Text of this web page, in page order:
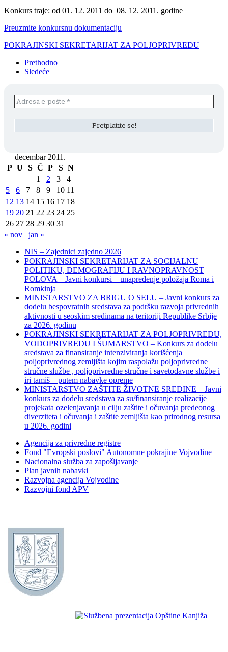
Konkurs traje: od 01. 12. 2011 do 08. 12. 2011. godine
Preuzmite konkursnu dokumentaciju
POKRAJINSKI SEKRETARIJAT ZA POLJOPRIVREDU
Prethodno
Sledeće
decembar 2011.
P U S Č P S N
1
2 3
4
5
6 7 8 9 10 11
12 13 14 15 16 17 18
19 20 21 22 23 24 25
26 27 28 29 30 31
« nov
jan »
NIS – Zajednici zajedno 2026
POKRAJINSKI SEKRETARIJAT ZA SOCIJALNU
POLITIKU, DEMOGRAFIJU I RAVNOPRAVNOST
POLOVA – Javni konkursi – unapređenje položaja Roma i
Romkinja
MINISTARSTVO ZA BRIGU O SELU – Javni konkurs za
dodelu bespovratnih sredstava za podršku razvoja privrednih
aktivnosti u seoskim sredinama na teritoriji Republike Srbije
za 2026. godinu
POKRAJINSKI SEKRETARIJAT ZA POLJOPRIVREDU,
VODOPRIVREDU I ŠUMARSTVO – Konkurs za dodelu
sredstava za finansiranje intenziviranja korišćenja
poljoprivrednog zemljišta kojim raspolažu poljoprivredne
stručne službe , poljoprivredne stručne i savetodavne službe i
iri tamiš ‒ putem nabavke opreme
MINISTARSTVO ZAŠTITE ŽIVOTNE SREDINE – Javni
konkurs za dodelu sredstava za su/finansiranje realizacije
projekata ozelenjavanja u cilju zaštite i očuvanja predeonog
diverziteta i očuvanja i zaštite zemljišta kao prirodnog resursa
u 2026. godini
Agencija za privredne registre
Fond "Evropski poslovi" Autonomne pokrajine Vojvodine
Nacionalna služba za zapošljavanje
Plan javnih nabavki
Razvojna agencija Vojvodine
Razvojni fond APV